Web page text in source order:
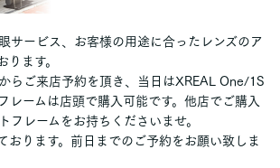
サービス、お客様の用途に合ったレンズのア
ります。
らご来店予約を頂き、当日はXREAL One/1S
レームは店頭で購入可能です。他店でご購入
フレームをお持ちくださいませ。
おります。前日までのご予約をお願い致しま